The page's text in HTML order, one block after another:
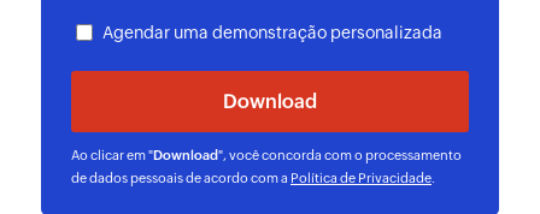
Agendar uma demonstração personalizada
Ao clicar em "Download", você concorda com o processamento
de dados pessoais de acordo com a Política de Privacidade